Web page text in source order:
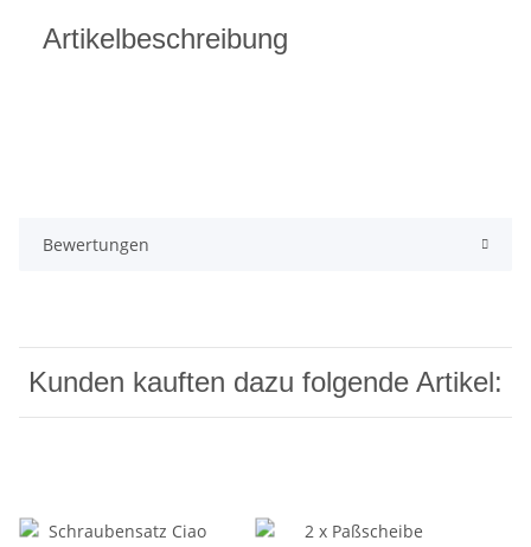
Artikelbeschreibung
Bewertungen
Kunden kauften dazu folgende Artikel: